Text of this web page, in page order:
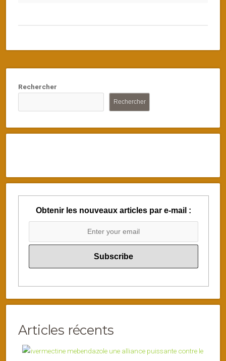
Rechercher
Rechercher
Obtenir les nouveaux articles par e-mail :
Articles récents